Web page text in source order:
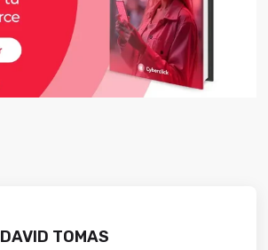
DAVID TOMAS